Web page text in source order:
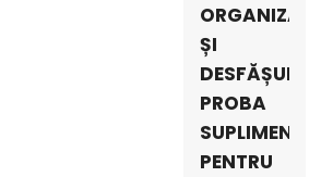
ORGANIZARE
ȘI
DESFĂȘURARE
PROBA
SUPLIMENTARĂ
PENTRU